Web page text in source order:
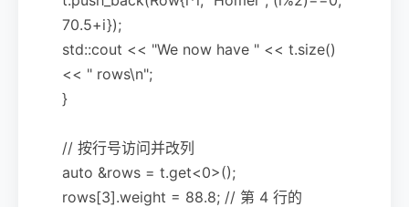
70.5+i});
std::cout << "We now have " << t.size()
<< " rows\n";
}
// 按行号访问并改列
auto &rows = t.get<0>();
rows[3].weight = 88.8; // 第 4 行的